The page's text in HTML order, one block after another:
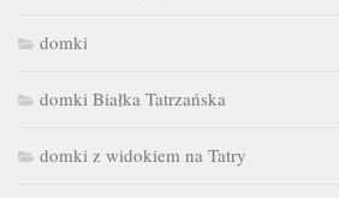
domki
domki Białka Tatrzańska
domki z widokiem na Tatry